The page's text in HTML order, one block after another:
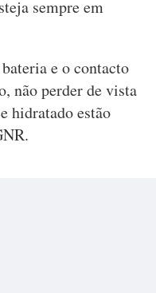
sempre em
e o contacto
não perder de vista
hidratado estão